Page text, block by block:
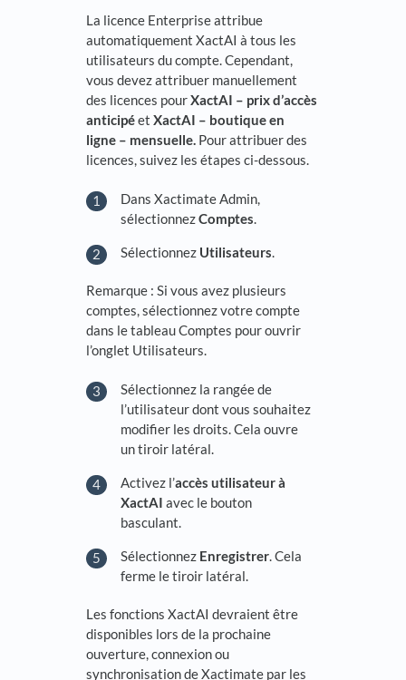
La licence Enterprise attribue
automatiquement XactAI à tous les
utilisateurs du compte. Cependant,
vous devez attribuer manuellement
des licences pourXactAI – prix d’accès
anticipéet XactAI – boutique en
ligne – mensuelle. Pour attribuer des
licences, suivez les étapes ci-dessous.
Dans Xactimate Admin,
sélectionnezComptes.
Sélectionnez Utilisateurs.
Remarque : Si vous avez plusieurs
comptes, sélectionnez votre compte
dans le tableau Comptes pour ouvrir
l’onglet Utilisateurs.
Sélectionnez la rangée de
l’utilisateur dont vous souhaitez
modifier les droits. Cela ouvre
un tiroir latéral.
Activez l’accès utilisateur à
XactAI avec le bouton
basculant.
Sélectionnez Enregistrer. Cela
ferme le tiroir latéral.
Les fonctions XactAI devraient être
disponibles lors de la prochaine
ouverture, connexion ou
synchronisation de Xactimate par les